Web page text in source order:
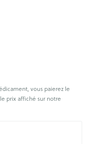
vous paierez le
prix affiché sur notre